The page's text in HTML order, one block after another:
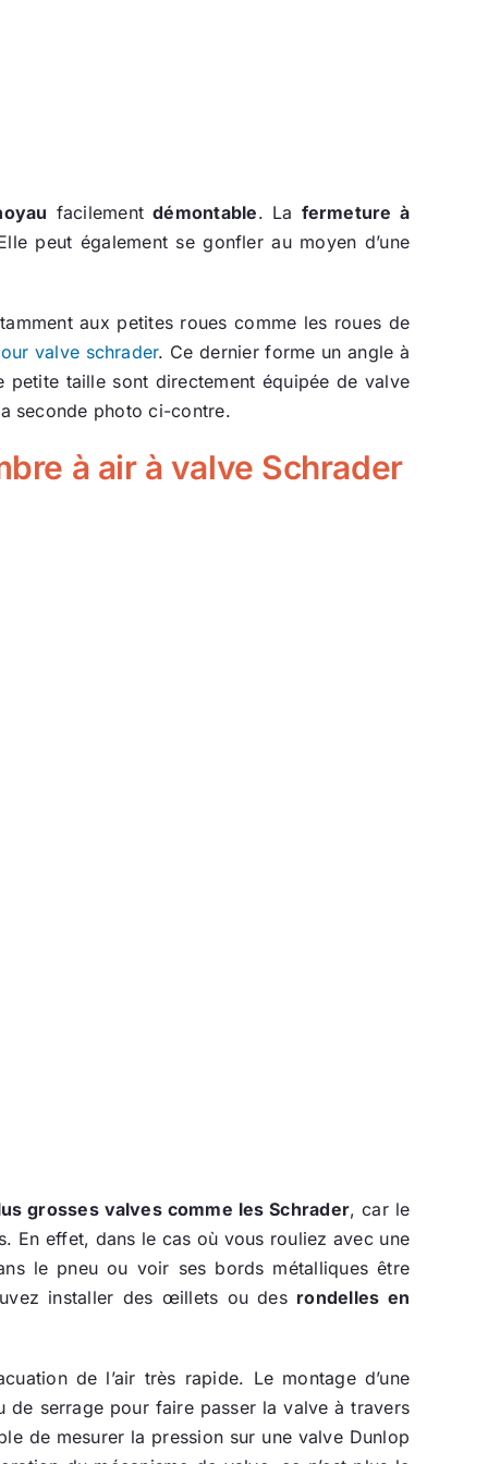
facilementdémontable. La fermeture à
peut également se gonfler au moyen d’une
aux petites roues comme les roues de
valve schrader. Ce dernier forme un angle à
taille sont directement équipée de valve
seconde photo ci-contre.
à air à valve Schrader
grosses valves comme les Schrader, car le
En effet, dans le cas où vous rouliez avec une
le pneu ou voir ses bords métalliques être
installer des œillets ou des rondelles en
de l’air très rapide. Le montage d’une
de serrage pour faire passer la valve à travers
de mesurer la pression sur une valve Dunlop